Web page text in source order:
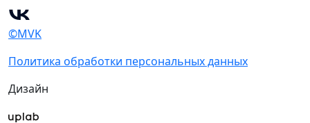
©MVK
Политика обработки персональных данных
Дизайн